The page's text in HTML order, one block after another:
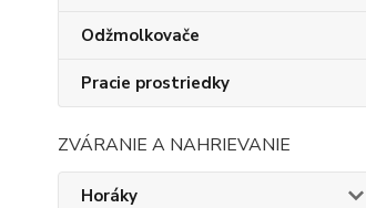
Odžmolkovače
Pracie prostriedky
ZVÁRANIE A NAHRIEVANIE
Horáky